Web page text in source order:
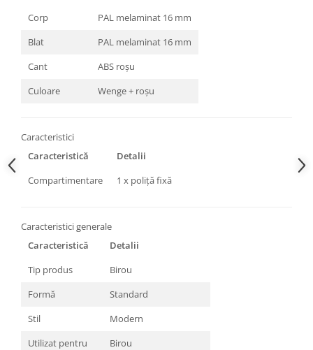
Corp
PAL melaminat 16 mm
Blat
PAL melaminat 16 mm
Cant
ABS roșu
Culoare
Wenge + roșu
Caracteristici
Caracteristică
Detalii
Compartimentare
1 x poliță fixă
Caracteristici generale
Caracteristică
Detalii
Tip produs
Birou
Formă
Standard
Stil
Modern
Utilizat pentru
Birou